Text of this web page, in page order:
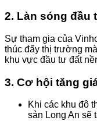
2. Làn sóng đầu
Sự tham gia của
thúc đẩy thị trường
khu vực đầu tư đất
3. Cơ hội tăng
Khi các khu đô
sản Long An sẽ